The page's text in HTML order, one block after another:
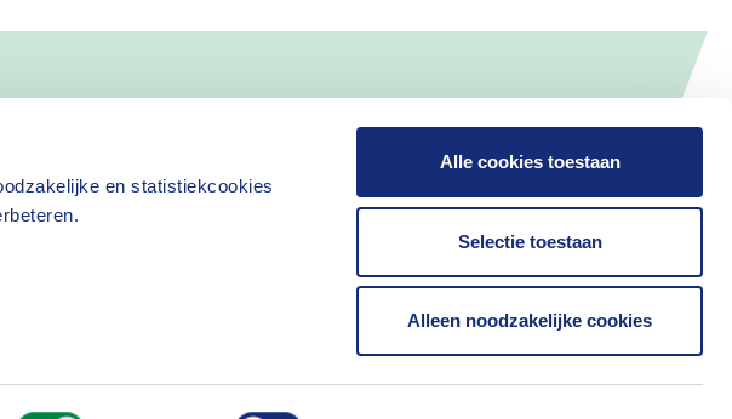
en statistiekcookies
Alle cookies toestaan
Selectie toestaan
Alleen noodzakelijke cookies